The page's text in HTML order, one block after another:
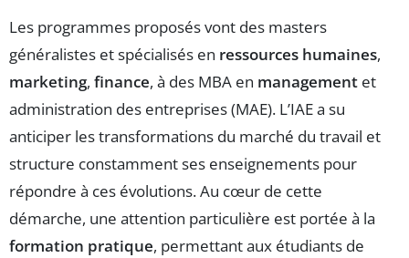
Les programmes proposés vont des masters
généralistes et spécialisés en ressources humaines,
marketing, finance, à des MBA en management et
administration des entreprises (MAE). L’IAE a su
anticiper les transformations du marché du travail et
structure constamment ses enseignements pour
répondre à ces évolutions. Au cœur de cette
démarche, une attention particulière est portée à la
formation pratique, permettant aux étudiants de